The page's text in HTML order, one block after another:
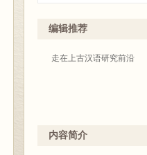
编辑推荐
走在上古汉语研究前沿
内容简介